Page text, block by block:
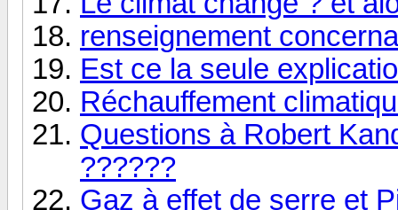
renseignement
Est ce la seule
Réchauffement
Questions à Robert
??????
Gaz à effet de serre et